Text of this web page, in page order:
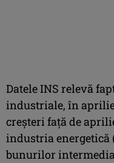
Datele INS relevă
industriale, în
creşteri faţă de
industria energetică
bunurilor